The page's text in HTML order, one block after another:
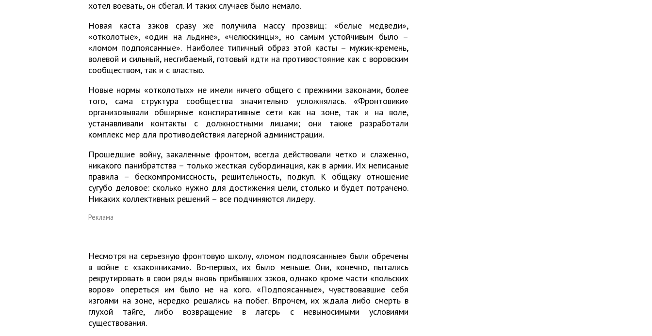
хотел воевать, он сбегал. И таких случаев было немало.
Новая каста зэков сразу же получила массу прозвищ: «белые медведи»,
«отколотые», «один на льдине», «челюскинцы», но самым устойчивым было –
«ломом подпоясанные». Наиболее типичный образ этой касты – мужик-кремень,
волевой и сильный, несгибаемый, готовый идти на противостояние как с воровским
сообществом, так и с властью.
Новые нормы «отколотых» не имели ничего общего с прежними законами, более
того, сама структура сообщества значительно усложнялась. «Фронтовики»
организовывали обширные конспиративные сети как на зоне, так и на воле,
устанавливали контакты с должностными лицами; они также разработали
комплекс мер для противодействия лагерной администрации.
Прошедшие войну, закаленные фронтом, всегда действовали четко и слаженно,
никакого панибратства – только жесткая субординация, как в армии. Их неписаные
правила – бескомпромиссность, решительность, подкуп. К общаку отношение
сугубо деловое: сколько нужно для достижения цели, столько и будет потрачено.
Никаких коллективных решений ­– все подчиняются лидеру.
Реклама
Несмотря на серьезную фронтовую школу, «ломом подпоясанные» были обречены
в войне с «законниками». Во-первых, их было меньше. Они, конечно, пытались
рекрутировать в свои ряды вновь прибывших зэков, однако кроме части «польских
воров» опереться им было не на кого. «Подпоясанные», чувствовавшие себя
изгоями на зоне, нередко решались на побег. Впрочем, их ждала либо смерть в
глухой тайге, либо возвращение в лагерь с невыносимыми условиями
существования.